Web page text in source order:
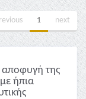
1 next
αποφυγή της
ήπια